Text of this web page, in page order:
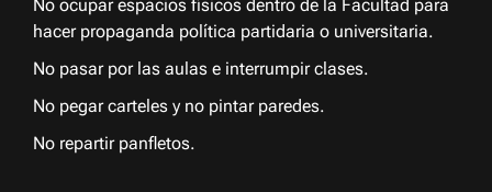
No ocupar espacios físicos dentro de la Facultad para
hacer propaganda política partidaria o universitaria.
No pasar por las aulas e interrumpir clases.
No pegar carteles y no pintar paredes.
No repartir panfletos.